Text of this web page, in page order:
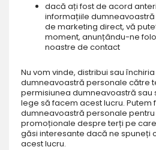
dacă ați fost de acord
informațiile
de marketing direct, vă
moment, anunțându-ne
noastre de contact
Nu vom vinde, distribui sau
dumneavoastră personale către
permisiunea dumneavoastră sau
lege să facem acest lucru. Putem
dumneavoastră personale
promoționale despre terți pe
găsi interesante dacă ne spuneți
acest lucru.